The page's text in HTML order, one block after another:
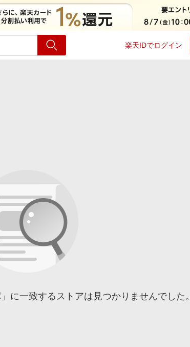
楽天IDでログイン
に一致するストアは見つかりませんでした。